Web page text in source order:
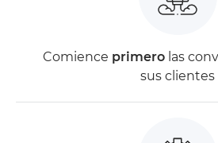
Comience primerolas
sus clientes